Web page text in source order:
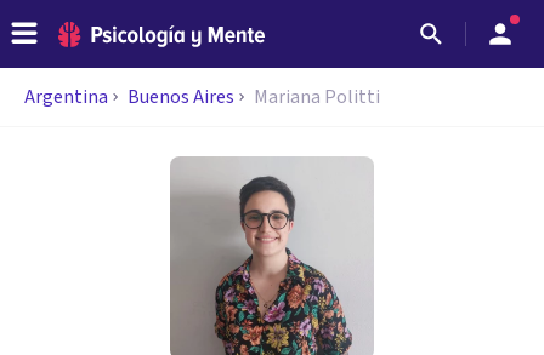
Argentina Buenos Aires Mariana Politti